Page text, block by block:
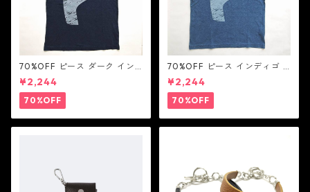
70%OFF ピース ダーク イン
ディゴ Tシャツ：LOVE N' PEA
CE N' ROCK ' ROLL ラブ ン
ピース ン ロック ン ロール
¥2,244
70%OFF
70%OFF ピース インディゴ T
シャツ：LOVE N' PEACE N' R
OCK ' ROLL ラブ ン ピース ン
ロック ン ロール
¥2,244
70%OFF